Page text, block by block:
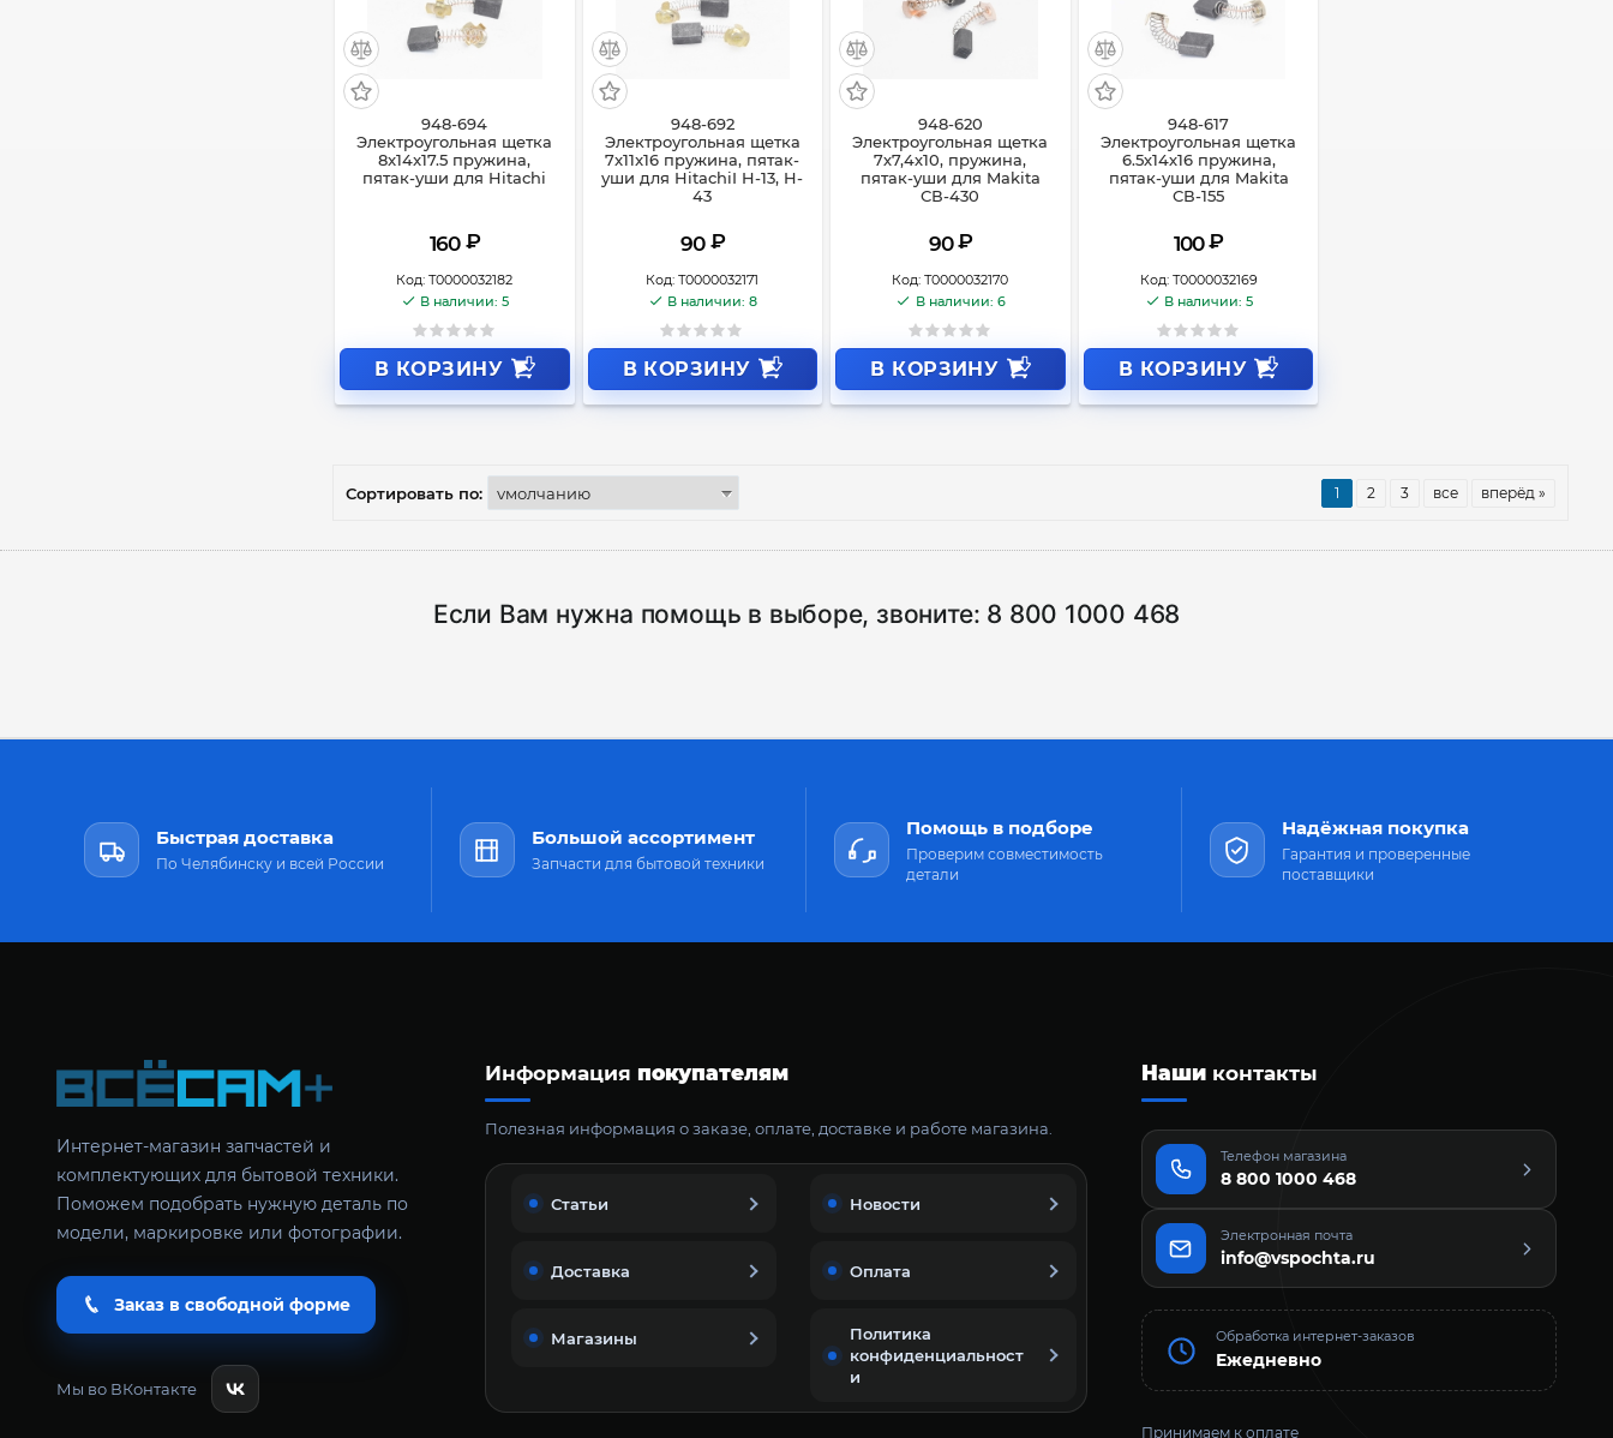
948-694
Электроугольная щетка
8x14x17.5 пружина,
пятак-уши для Hitachi
160 ₽
Код: Т0000032182
В наличии: 5
В КОРЗИНУ
948-692
Электроугольная щетка
7x11x16 пружина, пятак-
уши для HitachiI H-13, H-
43
90 ₽
Код: Т0000032171
В наличии: 8
В КОРЗИНУ
948-620
Электроугольная щетка
7х7,4х10, пружина,
пятак-уши для Makita
СВ-430
90 ₽
Код: Т0000032170
В наличии: 6
В КОРЗИНУ
948-617
Электроугольная щетка
6.5х14х16 пружина,
пятак-уши для Makita
СВ-155
100 ₽
Код: Т0000032169
В наличии: 5
В КОРЗИНУ
Сортировать по: 1 2 3 все вперёд »
Если Вам нужна помощь в выборе, звоните: 8 800 1000 468
Быстрая доставка
По Челябинску и всей России
Большой ассортимент
Запчасти для бытовой техники
Помощь в подборе
Проверим совместимость
детали
Надёжная покупка
Гарантия и проверенные
поставщики
Интернет-магазин запчастей и
комплектующих для бытовой техники.
Поможем подобрать нужную деталь по
модели, маркировке или фотографии.
Заказ в свободной форме
Мы во ВКонтакте
Информация покупателям
Полезная информация о заказе, оплате, доставке и работе магазина.
Статьи Новости
Доставка Оплата
Магазины
Политика
конфиденциальност
и
Нашиконтакты
Телефон магазина
8 800 1000 468
Электронная почта
info@vspochta.ru
Обработка интернет-заказов
Ежедневно
Принимаем к оплате